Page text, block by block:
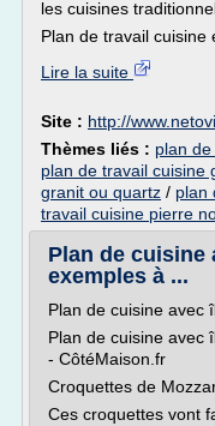
les cuisines
Plan de travail cuisine
Lire la suite
Site : http://
Thèmes liés : plan
plan de travail cuisine
granit ou quartz / plan
travail cuisine pierre
Plan de cuisine
exemples à ...
Plan de cuisine avec
Plan de cuisine avec
- CôtéMaison.fr
Croquettes de
Ces croquettes vont